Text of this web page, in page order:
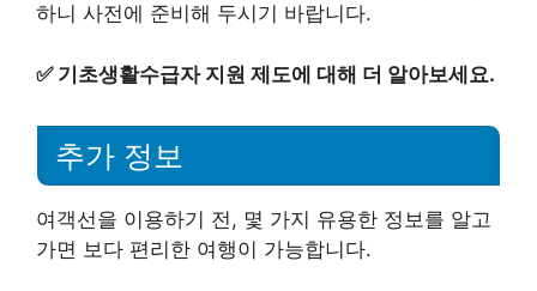
하니 사전에 준비해 두시기 바랍니다.
✅ 기초생활수급자 지원 제도에 대해 더 알아보세요.
추가 정보
여객선을 이용하기 전, 몇 가지 유용한 정보를 알고
가면 보다 편리한 여행이 가능합니다.